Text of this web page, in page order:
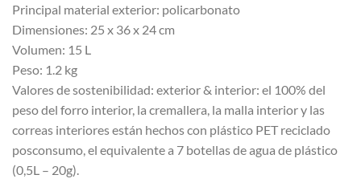
Principal material exterior: policarbonato
Dimensiones: 25 x 36 x 24 cm
Volumen: 15 L
Peso: 1.2 kg
Valores de sostenibilidad: exterior & interior: el 100% del
peso del forro interior, la cremallera, la malla interior y las
correas interiores están hechos con plástico PET reciclado
posconsumo, el equivalente a 7 botellas de agua de plástico
(0,5L – 20g).